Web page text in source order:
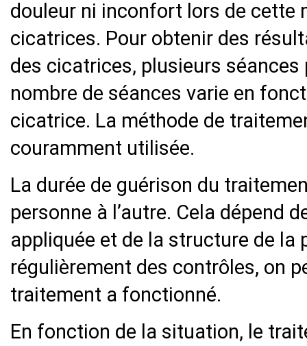
douleur ni inconfort lors de cette
cicatrices. Pour obtenir des
des cicatrices, plusieurs
nombre de séances varie en
cicatrice. La méthode de
couramment utilisée.
La durée de guérison du
personne à l’autre. Cela dépend
appliquée et de la structure de la
régulièrement des contrôles, on
traitement a fonctionné.
En fonction de la situation, le